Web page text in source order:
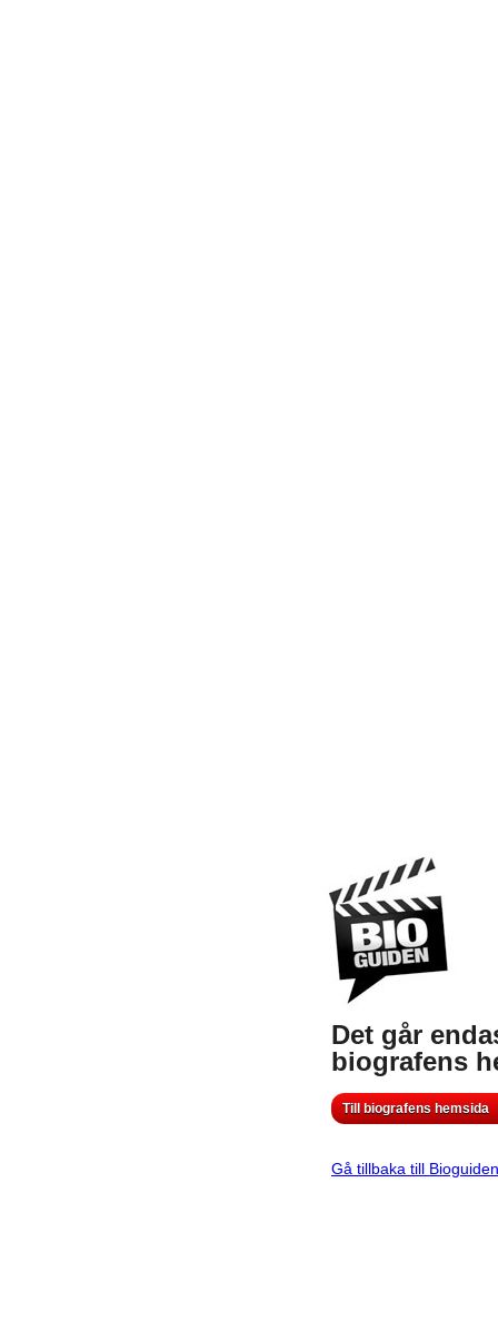
Det går
biografens
Till biografens hemsida
Gå tillbaka till Bioguiden